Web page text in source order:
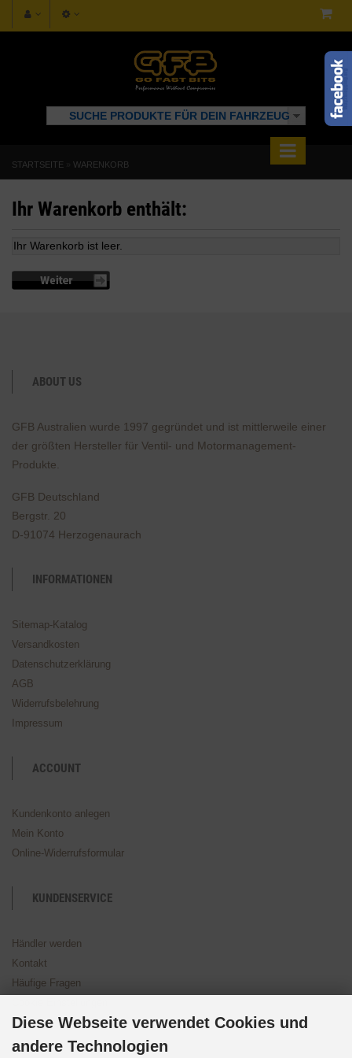
SUCHE PRODUKTE FÜR DEIN FAHRZEUG
STARTSEITE WARENKORB
Ihr Warenkorb enthält:
Ihr Warenkorb ist leer.
ABOUT US
GFB Australien wurde 1997 gegründet und ist mittlerweile einer
der größten Hersteller für Ventil- und Motormanagement-
Produkte.
GFB Deutschland
Bergstr. 20
D-91074 Herzogenaurach
INFORMATIONEN
Sitemap-Katalog
Versandkosten
Datenschutzerklärung
AGB
Widerrufsbelehrung
Impressum
ACCOUNT
Kundenkonto anlegen
Mein Konto
Online-Widerrufsformular
KUNDENSERVICE
Händler werden
Kontakt
Häufige Fragen
Diese Webseite verwendet Cookies und
andere Technologien